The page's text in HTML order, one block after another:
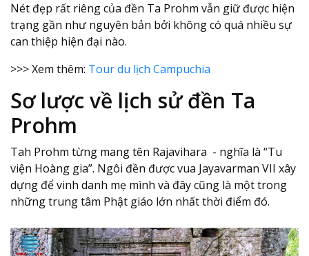
Nét đẹp rất riêng của đền Ta Prohm vẫn giữ được hiện
trạng gần như nguyên bản bởi không có quá nhiều sự
can thiệp hiện đại nào.
>>> Xem thêm: Tour du lịch Campuchia
Sơ lược về lịch sử đền Ta
Prohm
Tah Prohm từng mang tên Rajavihara - nghĩa là “Tu
viện Hoàng gia”. Ngôi đền được vua Jayavarman VII xây
dựng để vinh danh mẹ mình và đây cũng là một trong
những trung tâm Phật giáo lớn nhất thời điểm đó.